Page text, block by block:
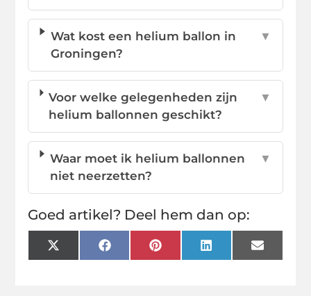
Wat kost een helium ballon in
Groningen?
▼
Voor welke gelegenheden zijn
helium ballonnen geschikt?
▼
Waar moet ik helium ballonnen
niet neerzetten?
▼
Goed artikel? Deel hem dan op:
X
(Twitter)
FacebookPinterestLinkedInEmail